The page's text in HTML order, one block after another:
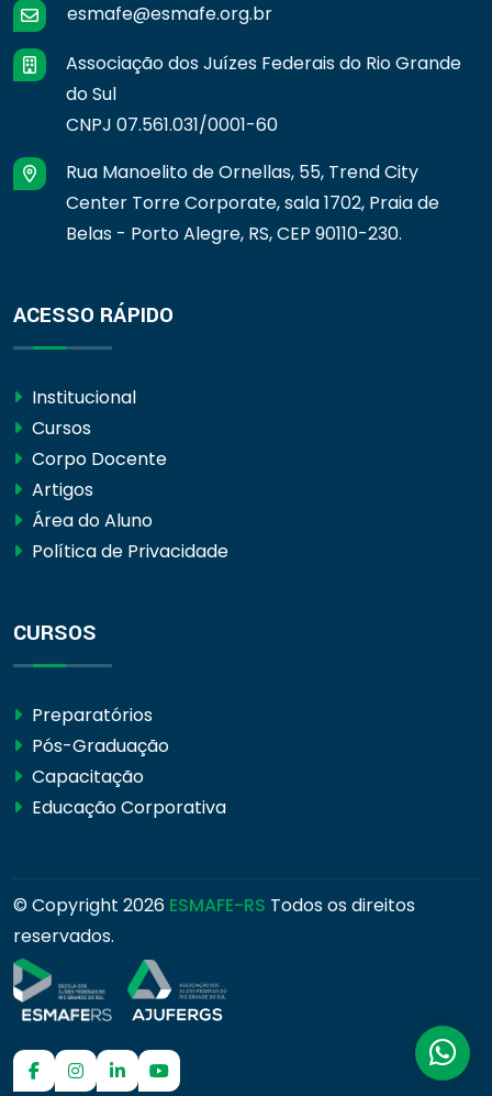
esmafe@esmafe.org.br
Associação dos Juízes Federais do Rio Grande
do Sul
CNPJ 07.561.031/0001-60
Rua Manoelito de Ornellas, 55, Trend City
Center Torre Corporate, sala 1702, Praia de
Belas - Porto Alegre, RS, CEP 90110-230.
ACESSO RÁPIDO
Institucional
Cursos
Corpo Docente
Artigos
Área do Aluno
Política de Privacidade
CURSOS
Preparatórios
Pós-Graduação
Capacitação
Educação Corporativa
© Copyright 2026 ESMAFE-RS Todos os direitos
reservados.